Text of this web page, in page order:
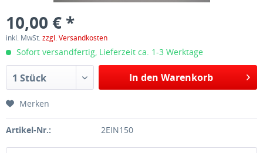
10,00 € *
inkl. MwSt.zzgl. Versandkosten
Sofort versandfertig, Lieferzeit ca. 1-3 Werktage
1 Stück In den Warenkorb
Merken
Artikel-Nr.: 2EIN150